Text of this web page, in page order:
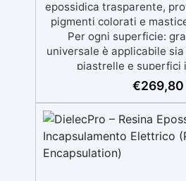
epossidica trasparente,
pigmenti colorati e
Per ogni superficie:
universale è applicabile
piastrelle e superfici
danneggiate. ✅ Facile da
Guida completa inclusa, 3
finitura protettiva
professionali: Sistema
resistente ai raggi UV,
€269,80